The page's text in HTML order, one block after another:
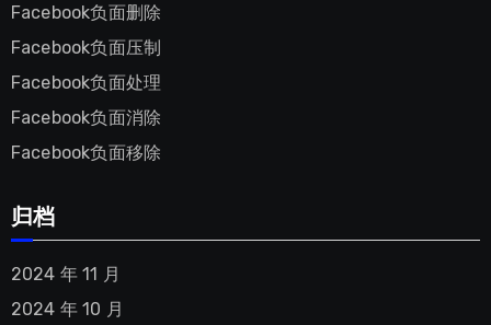
Facebook负面删除
Facebook负面压制
Facebook负面处理
Facebook负面消除
Facebook负面移除
归档
2024 年 11 月
2024 年 10 月